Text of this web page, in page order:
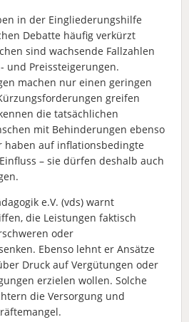
in der Eingliederungshilfe
Debatte häufig verkürzt
sind wachsende Fallzahlen
und Preissteigerungen.
machen nur einen geringen
greifen
die tatsächlichen
mit Behinderungen ebenso
haben auf inflationsbedingte
– sie dürfen deshalb auch
e.V. (vds) warnt
die Leistungen faktisch
oder
Ebenso lehnt er Ansätze
Druck auf Vergütungen oder
erzielen wollen. Solche
die Versorgung und